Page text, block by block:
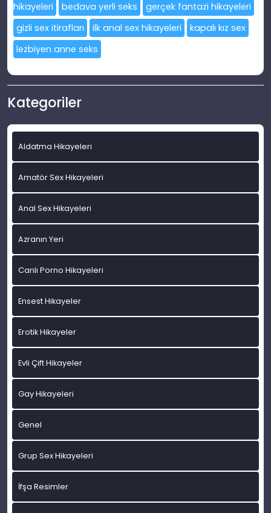
hikayeleri bedava yerli seks
gerçek fantazi hikayeleri
gizli sex itirafları
ilk anal sex hikayeleri
kapalı kız sex
lezbiyen anne seks
Kategoriler
Aldatma Hikayeleri
Amatör Sex Hikayeleri
Anal Sex Hikayeleri
Azranın Yeri
Canlı Porno Hikayeleri
Ensest Hikayeler
Erotik Hikayeler
Evli Çift Hikayeler
Gay Hikayeleri
Genel
Grup Sex Hikayeleri
İfşa Resimler